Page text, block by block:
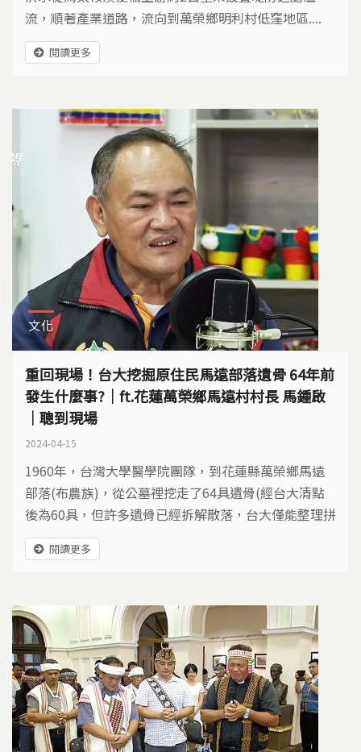
流，順著產業道路，流向到萬榮鄉明利村低窪地區....
閱讀更多
文化
重回現場！台大挖掘原住民馬遠部落遺骨 64年前
發生什麼事?｜ft.花蓮萬榮鄉馬遠村村長 馬鍾啟
｜聰到現場
2024-04-15
1960年，台灣大學醫學院團隊，到花蓮縣萬榮鄉馬遠
部落(布農族)，從公墓裡挖走了64具遺骨(經台大清點
後為60具，但許多遺骨已經拆解散落，台大僅能整理拼
湊出43具遺骨)，至今這些遺骨依然置放在台大醫學
院。閱讀更多